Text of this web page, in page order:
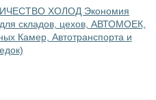
ХОЛОД Экономия
складов, цехов, АВТОМОЕК,
Камер, Автотранспорта и